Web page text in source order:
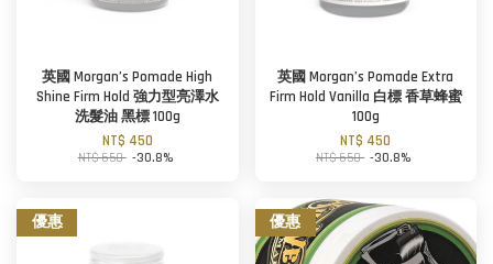
英國 Morgan’s Pomade High
Shine Firm Hold 強力型亮澤水
洗髮油 黑標 100g
NT$ 450
NT$ 650 -30.8%
英國 Morgan’s Pomade Extra
Firm Hold Vanilla 白標 香草蜂蜜
100g
NT$ 450
NT$ 650 -30.8%
優惠 優惠